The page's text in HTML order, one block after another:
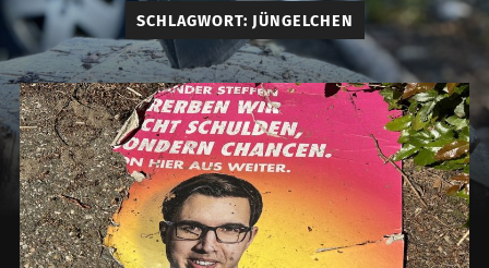
SCHLAGWORT: JÜNGELCHEN